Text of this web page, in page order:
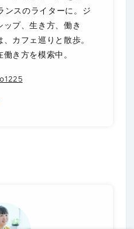
ンスのライターに。ジ
ップ、生き方、働き
カフェ巡りと散歩。
き方を模索中。